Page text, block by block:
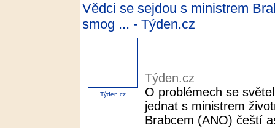
Vědci se sejdou s ministrem
smog ... - Týden.cz
Týden.cz
Týden.cz
O problémech se
jednat s ministrem
Brabcem (ANO) čeští